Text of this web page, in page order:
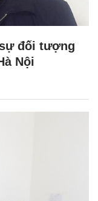
đối tượng
Nội